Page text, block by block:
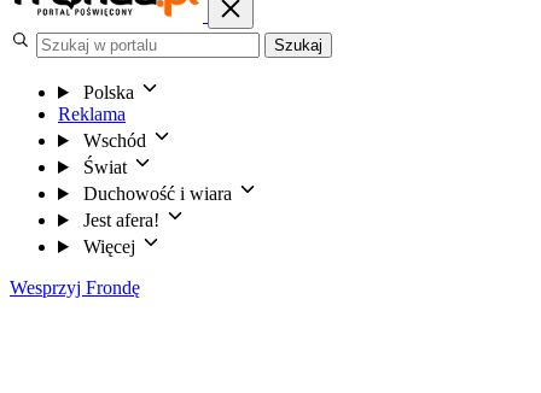
Szukaj
Polska
Reklama
Wschód
Świat
Duchowość i wiara
Jest afera!
Więcej
Wesprzyj Frondę